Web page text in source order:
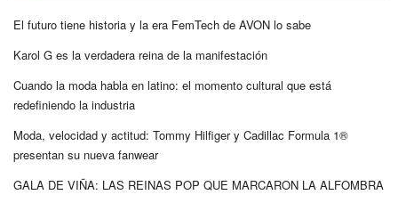
El futuro tiene historia y la era FemTech de AVON lo sabe
Karol G es la verdadera reina de la manifestación
Cuando la moda habla en latino: el momento cultural que está
redefiniendo la industria
Moda, velocidad y actitud: Tommy Hilfiger y Cadillac Formula 1®
presentan su nueva fanwear
GALA DE VIÑA: LAS REINAS POP QUE MARCARON LA ALFOMBRA